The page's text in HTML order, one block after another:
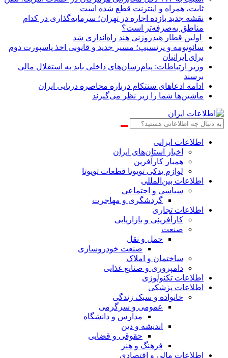
ثابت، همراه و اینترنت ‌قطع شده است
نقشه جدید بازده اجاره در تهران؛ سرمایه‌گذاری در کدام
مناطق به‌صرفه‌تر است؟
اولین قطار هیدروژنی هند راه‌اندازی شد
سائوتومه و پرنسیپ؛ مسیر جدید و قانونی اخذ پاسپورت دوم
برای ایرانیان
وزیر ارتباطات: پیام‌رسان‌های داخلی باید به استقلال مالی
برسند
ادامه ادعاهای سنتکام درباره محاصره دریایی ایران
ماشین‌ها شما را زیر نظر می‌گیرند
اطلاعات‌ ‎ایرانی
اخبار استان‌های ایران
همیار کارآفرین
لوازم یدکی تویوتا قطعات تویوتا
اطلاعات بین‌المللی
سیاسی و اجتماعی
گردشگری و مهاجرت
اطلاعات تجاری
کارآفرینی و بازاریابی
صنعت
حمل و نقل
صنعت خودروسازی
ساختمان و املاک
دامپروری و صنایع غذایی
اطلاعات تکنولوژی
اطلاعات پزشکی
خانواده و سبک زندگی
عمومی و سرگرمی
مدارس و دانشگاه
اندیشه و دین
حقوقی و قضایی
فرهنگ و هنر
اطلاعات مالی و اقتصادی